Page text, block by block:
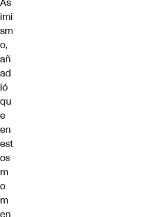
imi
sm
o,
añ
ad
ió
qu
e
en
est
os
m
o
m
en